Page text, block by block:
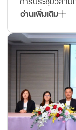
อ่านเพิ่มเติม